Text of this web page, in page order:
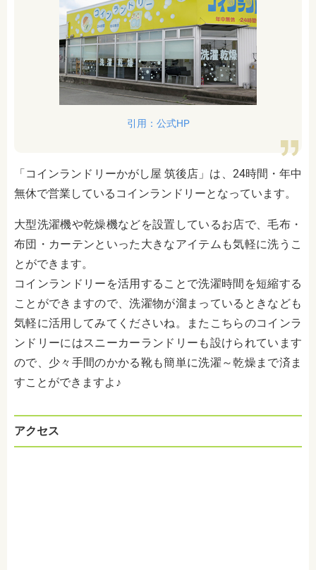
引用：公式HP
「コインランドリーかがし屋 筑後店」は、24時間・年中
無休で営業しているコインランドリーとなっています。
大型洗濯機や乾燥機などを設置しているお店で、毛布・
布団・カーテンといった大きなアイテムも気軽に洗うこ
とができます。
コインランドリーを活用することで洗濯時間を短縮する
ことができますので、洗濯物が溜まっているときなども
気軽に活用してみてくださいね。またこちらのコインラ
ンドリーにはスニーカーランドリーも設けられています
ので、少々手間のかかる靴も簡単に洗濯～乾燥まで済ま
すことができますよ♪
アクセス